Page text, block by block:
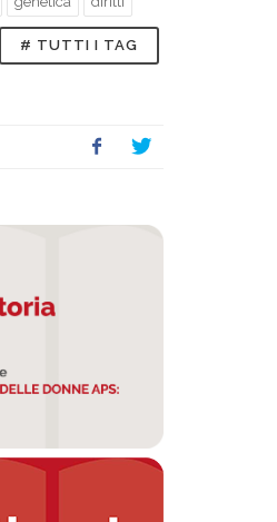
# TUTTI I TAG